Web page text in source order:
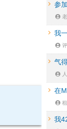
参
我
气
在
我